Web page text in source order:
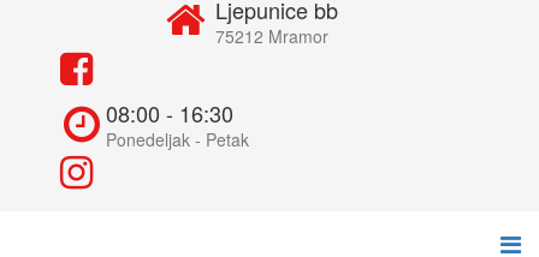
Ljepunice bb
75212 Mramor
08:00 - 16:30
Ponedeljak - Petak